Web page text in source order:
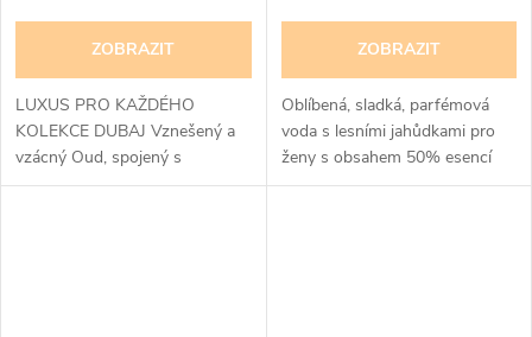
ZOBRAZIT
LUXUS PRO KAŽDÉHO
KOLEKCE DUBAJ Vznešený a
vzácný Oud, spojený s
ušlechtilou a sofistikovanou
ZOBRAZIT
Oblíbená, sladká, parfémová
voda s lesními jahůdkami pro
ženy s obsahem 50% esencí